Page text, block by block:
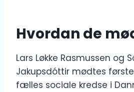
Hvordan de
Lars Løkke Rasmussen og
Jakupsdóttir mødtes
fælles sociale kredse i